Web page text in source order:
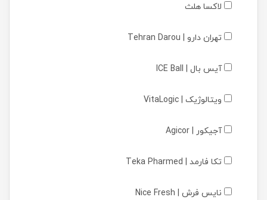
لاکسا هلث
تهران دارو | Tehran Darou
آیس بال | ICE Ball
ویتالوژیک | VitaLogic
آجیکور | Agicor
تکا فارمد | Teka Pharmed
نایس فرش | Nice Fresh